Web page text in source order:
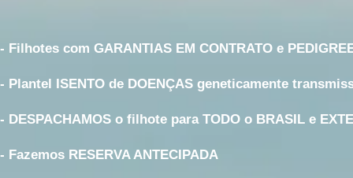
- Filhotes com GARANTIAS EM CONTRATO e
- Plantel ISENTO de DOENÇAS geneticamente
- DESPACHAMOS o filhote para TODO o BRASIL e
- Fazemos RESERVA ANTECIPADA